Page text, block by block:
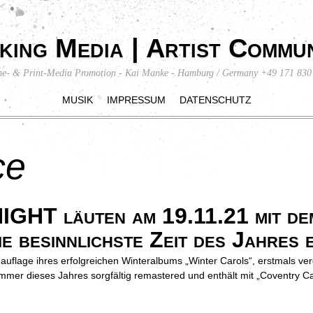
Media | Artist
& Print-Media Promotion - Kai Manke - Hamburg / Germany +49 171 830
MUSIK IMPRESSUM DATENSCHUTZ
läuten am 19.11.21 mit
besinnlichste Zeit des Jahres
ihres erfolgreichen Winteralbums „Winter Carols“, erstmals
dieses Jahres sorgfältig remastered und enthält mit „Coventry